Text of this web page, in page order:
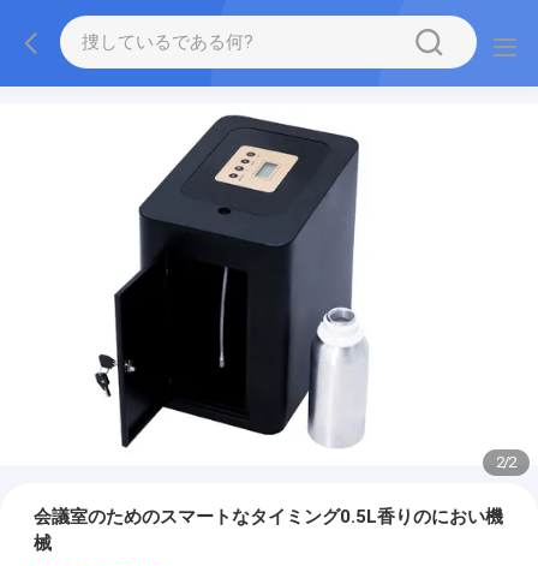
2/2
会議室のためのスマートなタイミング0.5L香りのにおい機
械